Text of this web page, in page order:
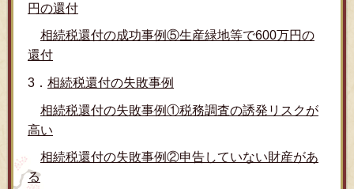
円の還付
相続税還付の成功事例⑤生産緑地等で600万円の
還付
3． 相続税還付の失敗事例
相続税還付の失敗事例①税務調査の誘発リスクが
高い
相続税還付の失敗事例②申告していない財産があ
る